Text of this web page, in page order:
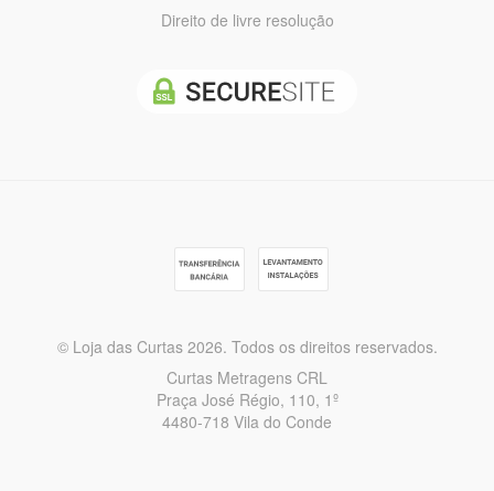
Direito de livre resolução
© Loja das Curtas 2026. Todos os direitos reservados.
Curtas Metragens CRL
Praça José Régio, 110, 1º
4480-718 Vila do Conde